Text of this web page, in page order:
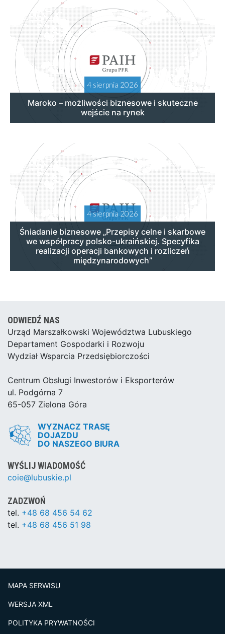
4 sierpnia 2026
Maroko – możliwości biznesowe i skuteczne
wejście na rynek
4 sierpnia 2026
Śniadanie biznesowe „Przepisy celne i skarbowe
we współpracy polsko-ukraińskiej. Specyfika
realizacji operacji bankowych i rozliczeń
międzynarodowych”
ODWIEDŹ NAS
Urząd Marszałkowski Województwa Lubuskiego
Departament Gospodarki i Rozwoju
Wydział Wsparcia Przedsiębiorczości
Centrum Obsługi Inwestorów i Eksporterów
ul. Podgórna 7
65-057 Zielona Góra
WYZNACZ TRASĘ
DOJAZDU
DO NASZEGO BIURA
WYŚLIJ WIADOMOŚĆ
coie@lubuskie.pl
ZADZWOŃ
tel. +48 68 456 54 62
tel. +48 68 456 51 98
MAPA SERWISU
WERSJA XML
POLITYKA PRYWATNOŚCI